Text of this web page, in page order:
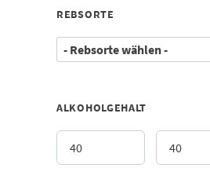
REBSORTE
ALKOHOLGEHALT